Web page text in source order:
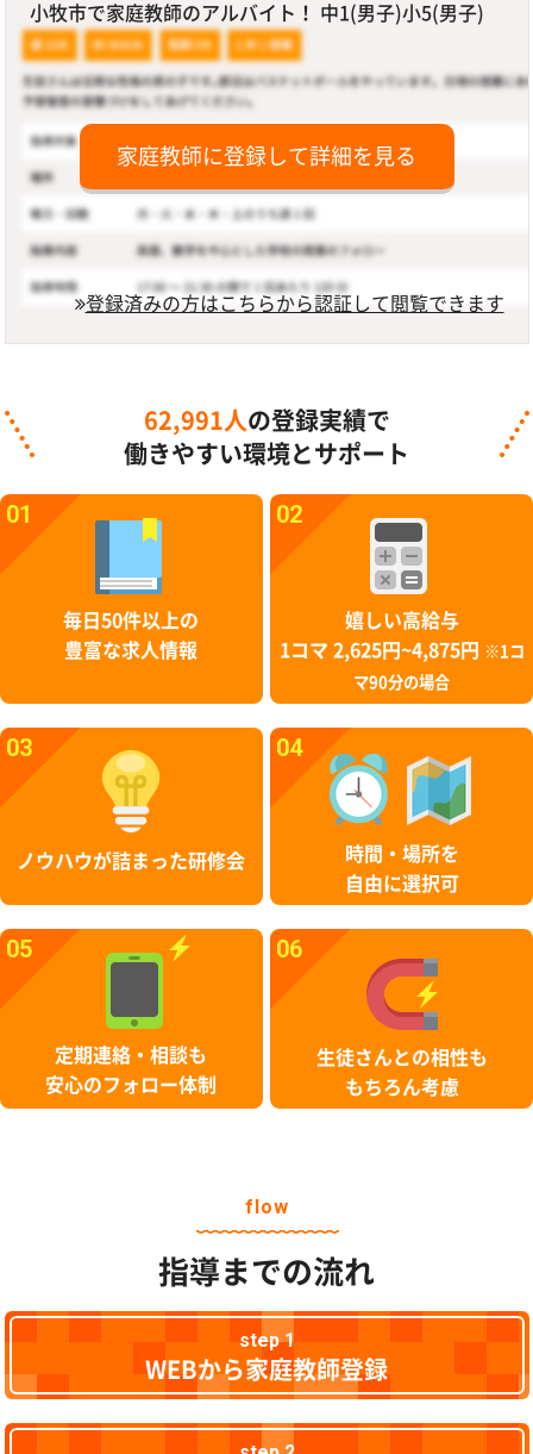
小牧市で家庭教師のアルバイト！ 中1(男子)小5(男子)
家庭教師に登録して詳細を見る
登録済みの方はこちらから認証して閲覧できます
62,991人 の登録実績で
働きやすい環境とサポート
01
毎日50件以上の
豊富な求人情報
02
嬉しい高給与
1コマ 2,625円~4,875円
※1コ
マ90分の場合
03
ノウハウが詰まった研修会
04
時間・場所を
自由に選択可
05
定期連絡・相談も
安心のフォロー体制
06
生徒さんとの相性も
もちろん考慮
flow
指導までの流れ
step 1
WEBから家庭教師登録